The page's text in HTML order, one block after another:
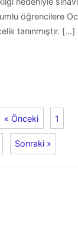
öğrencilere
tanınmıştır. […]
« Önceki 1
Sonraki »